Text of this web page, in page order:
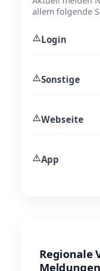
allem folgende
⚠️Login
⚠️Sonstige
⚠️Webseite
⚠️App
Regionale
Meldungen